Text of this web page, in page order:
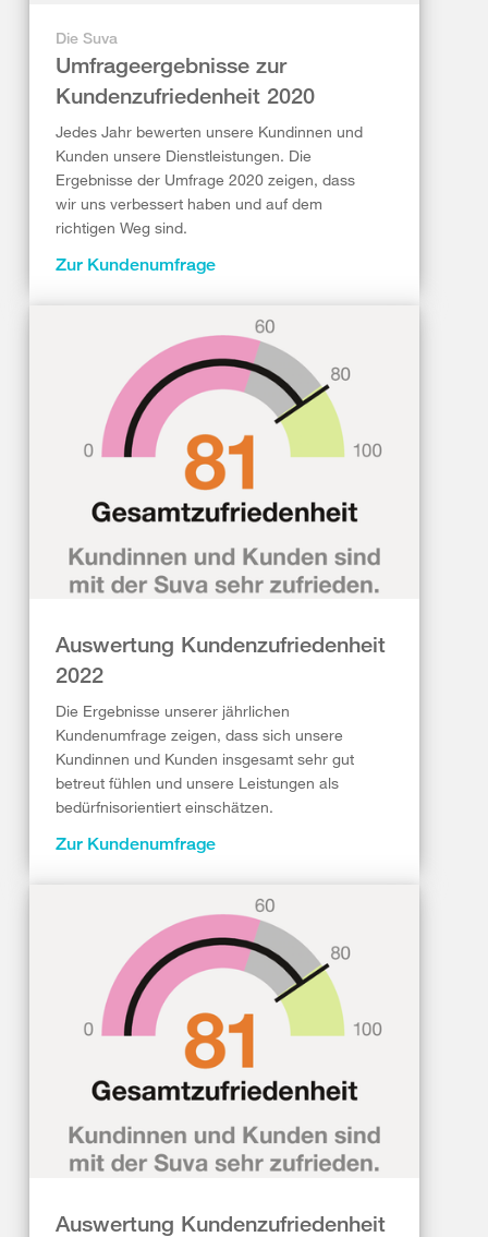
Die Suva
Umfrageergebnisse zur
Kundenzufriedenheit 2020
Jedes Jahr bewerten unsere Kundinnen und
Kunden unsere Dienstleistungen. Die
Ergebnisse der Umfrage 2020 zeigen, dass
wir uns verbessert haben und auf dem
richtigen Weg sind.
Zur Kundenumfrage
Auswertung Kundenzufriedenheit
2022
Die Ergebnisse unserer jährlichen
Kundenumfrage zeigen, dass sich unsere
Kundinnen und Kunden insgesamt sehr gut
betreut fühlen und unsere Leistungen als
bedürfnisorientiert einschätzen.
Zur Kundenumfrage
Auswertung Kundenzufriedenheit